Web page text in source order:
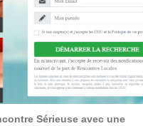
Sérieuse avec une